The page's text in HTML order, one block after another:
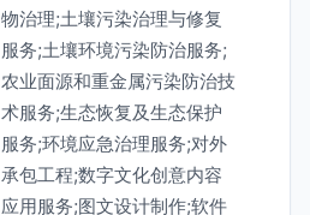
物治理;土壤污染治理与修复
服务;土壤环境污染防治服务;
农业面源和重金属污染防治技
术服务;生态恢复及生态保护
服务;环境应急治理服务;对外
承包工程;数字文化创意内容
应用服务;图文设计制作;软件